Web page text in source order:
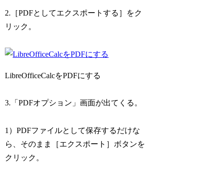
2.［PDFとしてエクスポートする］をク
リック。
LibreOfficeCalcをPDFにする
3.「PDFオプション」画面が出てくる。
1）PDFファイルとして保存するだけな
ら、そのまま［エクスポート］ボタンを
クリック。